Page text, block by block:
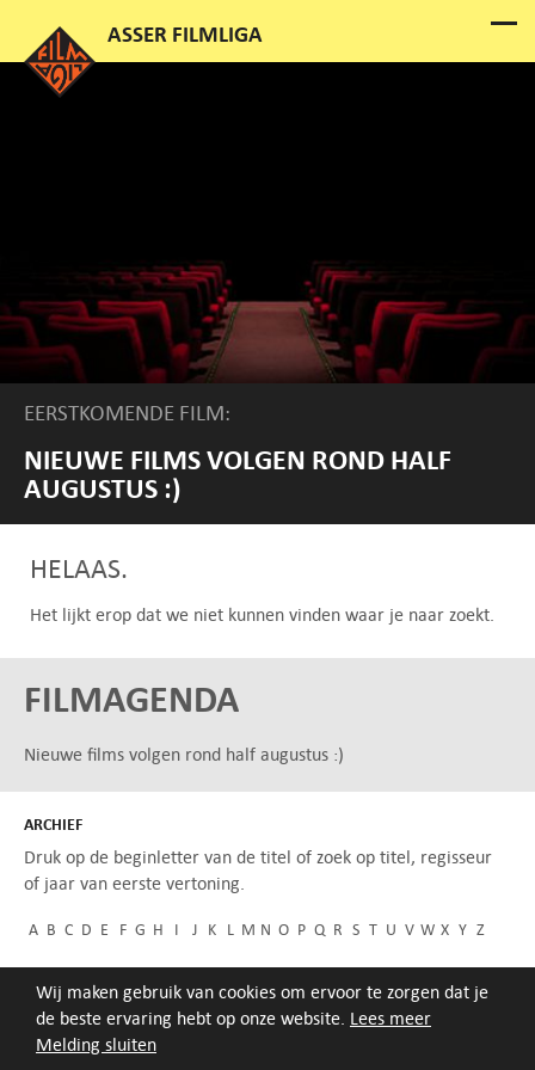
Melding sluiten
Wij maken gebruik van cookies om ervoor te zorgen dat je
de beste ervaring hebt op onze website. Lees meer
EERSTKOMENDE FILM:
NIEUWE FILMS VOLGEN ROND HALF
AUGUSTUS :)
HELAAS.
Het lijkt erop dat we niet kunnen vinden waar je naar zoekt.
FILMAGENDA
Nieuwe films volgen rond half augustus :)
ARCHIEF
Druk op de beginletter van de titel of zoek op titel, regisseur
of jaar van eerste vertoning.
A B C D E F G H I J K L M N O P Q R S T U V W X Y Z